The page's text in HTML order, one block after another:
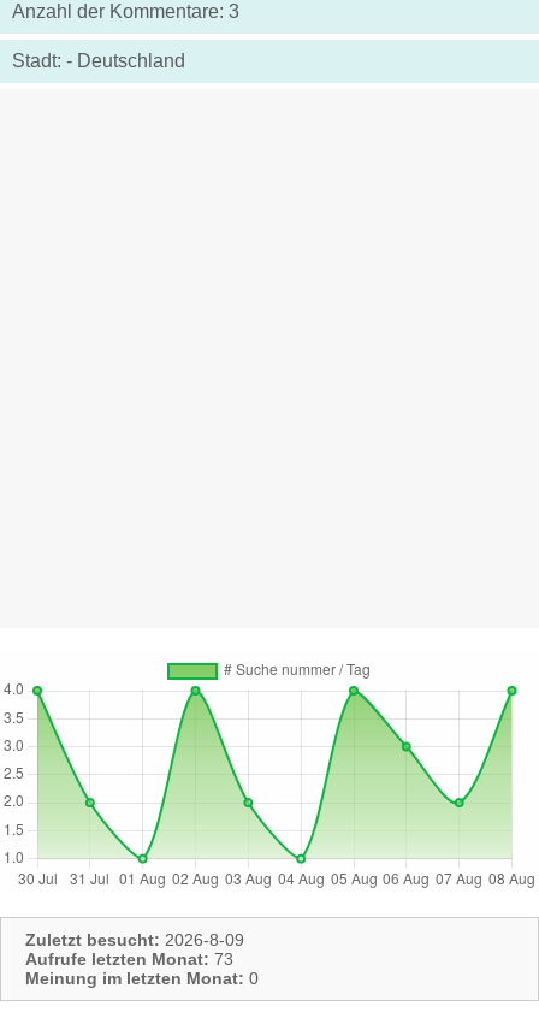
Anzahl der Kommentare: 3
Stadt: - Deutschland
Zuletzt besucht: 2026-8-09
Aufrufe letzten Monat: 73
Meinung im letzten Monat: 0